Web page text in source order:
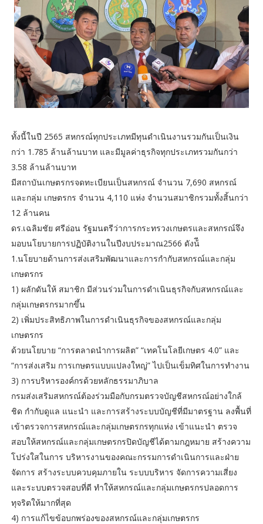
ทั้งนี้ในปี 2565 สหกรณ์ทุกประเภทมีทุนดําเนินงานรวมกันเป็นเงิน
กว่า 1.785 ล้านล้านบาท และมีมูลค่าธุรกิจทุกประเภทรวมกันกว่า
3.58 ล้านล้านบาท
มีสถาบันเกษตรกรจดทะเบียนเป็นสหกรณ์ จํานวน 7,690 สหกรณ์
และกลุ่ม เกษตรกร จํานวน 4,110 แห่ง จํานวนสมาชิกรวมทั้งสิ้นกว่า
12 ล้านคน
ดร.เฉลิมชัย ศรีอ่อน รัฐมนตรีว่าการกระทรวงเกษตรและสหกรณ์จึง
มอบนโยบายการปฏิบัติงานในปีงบประมาณ2566 ดังน้ี
1.นโยบายด้านการส่งเสริมพัฒนาและการกํากับสหกรณ์และกลุ่ม
เกษตรกร
1) ผลักดันให้ สมาชิก มีส่วนร่วมในการดําเนินธุรกิจกับสหกรณ์และ
กลุ่มเกษตรกรมากขึ้น
2) เพิ่มประสิทธิภาพในการดําเนินธุรกิจของสหกรณ์และกลุ่ม
เกษตรกร
ด้วยนโยบาย “การตลาดนําการผลิต” “เทคโนโลยีเกษตร 4.0” และ
“การส่งเสริม การเกษตรแบบแปลงใหญ่” ไปเป็นเข็มทิศในการทํางาน
3) การบริหารองค์กรด้วยหลักธรรมาภิบาล
กรมส่งเสริมสหกรณ์ต้องร่วมมือกับกรมตรวจบัญชีสหกรณ์อย่างใกล้
ชิด กํากับดูแล แนะนํา และการสร้างระบบบัญชีที่มีมาตรฐาน ลงพื้นที่
เข้าตรวจการสหกรณ์และกลุ่มเกษตรกรทุกแห่ง เข้าแนะนํา ตรวจ
สอบให้สหกรณ์และกลุ่มเกษตรกรปิดบัญชีได้ตามกฎหมาย สร้างความ
โปร่งใสในการ บริหารงานของคณะกรรมการดําเนินการและฝ่าย
จัดการ สร้างระบบควบคุมภายใน ระบบบริหาร จัดการความเสี่ยง
และระบบตรวจสอบที่ดี ทําให้สหกรณ์และกลุ่มเกษตรกรปลอดการ
ทุจริตให้มากที่สุด
4) การแก้ไขข้อบกพร่องของสหกรณ์และกลุ่มเกษตรกร